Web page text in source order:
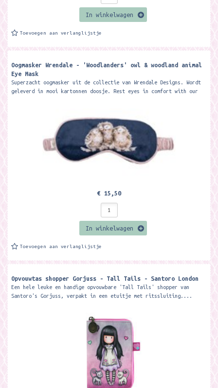
In winkelwagen
Toevoegen aan verlanglijstje
Oogmasker Wrendale - 'Woodlanders' owl & woodland animal
Eye Mask
Superzacht oogmasker uit de collectie van Wrendale Designs. Wordt
geleverd in mooi kartonnen doosje. Rest eyes in comfort with our
€ 15,50
In winkelwagen
Toevoegen aan verlanglijstje
Opvouwtas shopper Gorjuss - Tall Tails - Santoro London
Een hele leuke en handige opvouwbare 'Tall Tails' shopper van
Santoro's Gorjuss, verpakt in een etuitje met ritssluiting....